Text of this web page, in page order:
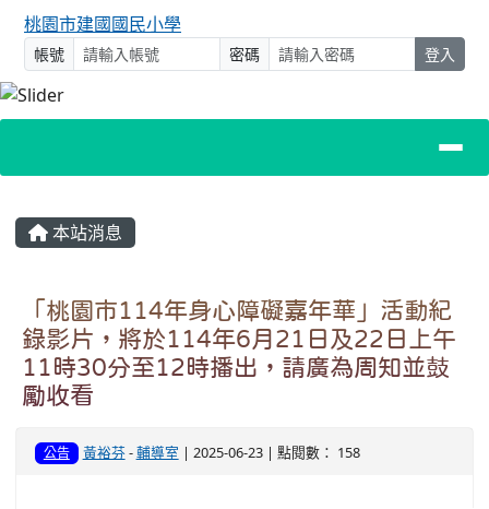
桃園市建國國民小學
帳號 密碼 登入
主內容區域
本站消息
「桃園市114年身心障礙嘉年華」活動紀
錄影片，將於114年6月21日及22日上午
11時30分至12時播出，請廣為周知並鼓
勵收看
公告 黃裕芬-輔導室 | 2025-06-23 | 點閱數： 158